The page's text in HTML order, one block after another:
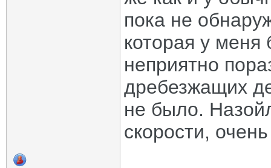
пока не
которая у меня
неприятно
дребезжащих
не было.
скорости,